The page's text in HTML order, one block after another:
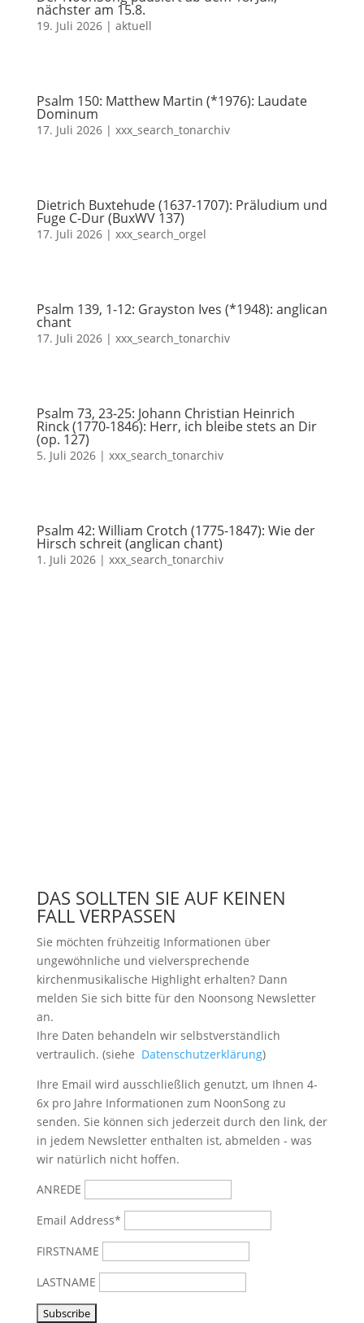
nächster am 15.8.
19. Juli 2026| aktuell
Psalm 150: Matthew Martin (*1976): Laudate
Dominum
17. Juli 2026| xxx_search_tonarchiv
Dietrich Buxtehude (1637-1707): Präludium und
Fuge C-Dur (BuxWV 137)
17. Juli 2026| xxx_search_orgel
Psalm 139, 1-12: Grayston Ives (*1948): anglican
chant
17. Juli 2026| xxx_search_tonarchiv
Psalm 73, 23-25: Johann Christian Heinrich
Rinck (1770-1846): Herr, ich bleibe stets an Dir
(op. 127)
5. Juli 2026| xxx_search_tonarchiv
Psalm 42: William Crotch (1775-1847): Wie der
Hirsch schreit (anglican chant)
1. Juli 2026| xxx_search_tonarchiv
DAS SOLLTEN SIE AUF KEINEN
FALL VERPASSEN
Sie möchten frühzeitig Informationen über
ungewöhnliche und vielversprechende
kirchenmusikalische Highlight erhalten? Dann
melden Sie sich bitte für den Noonsong Newsletter
an.
Ihre Daten behandeln wir selbstverständlich
vertraulich. (siehe Datenschutzerklärung)
Ihre Email wird ausschließlich genutzt, um Ihnen 4-
6x pro Jahre Informationen zum NoonSong zu
senden. Sie können sich jederzeit durch den link, der
in jedem Newsletter enthalten ist, abmelden - was
wir natürlich nicht hoffen.
ANREDE
Email Address*
FIRSTNAME
LASTNAME